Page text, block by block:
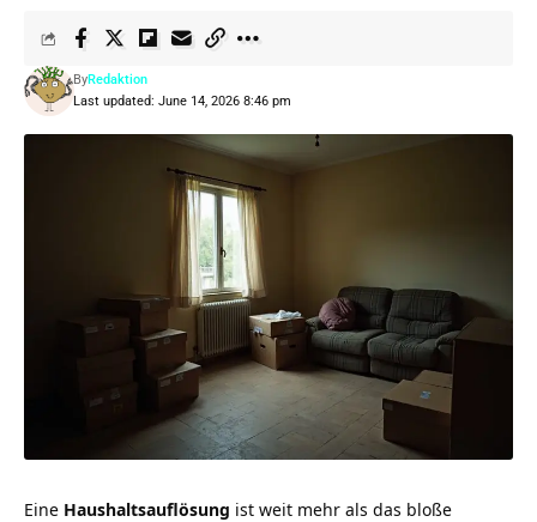
Last updated: June 14, 2026 8:46 pm
ByRedaktion
Eine Haushaltsauflösung ist weit mehr als das bloße